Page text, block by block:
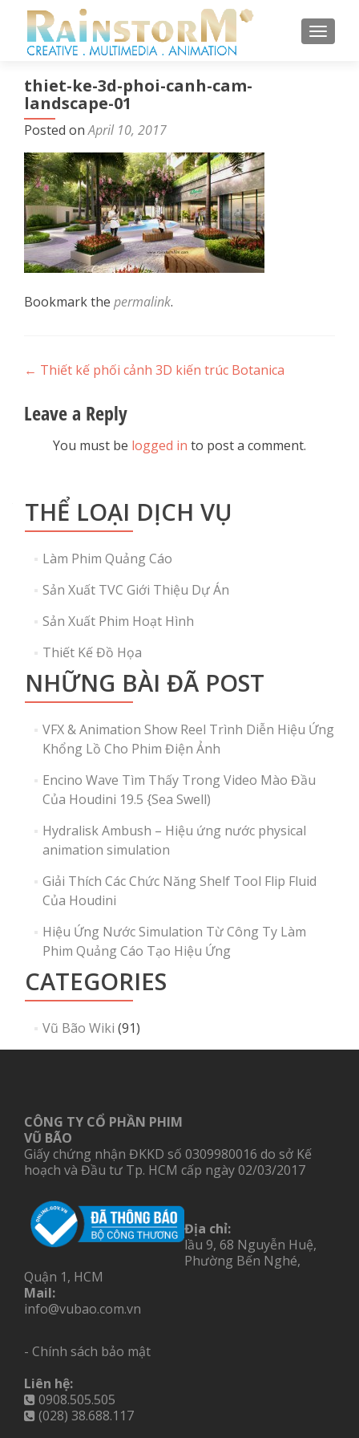
thiet-ke-3d-phoi-canh-cam-
landscape-01
Posted onApril 10, 2017
Bookmark the permalink.
Post
navigation
← Thiết kế phối cảnh 3D kiến trúc Botanica
Leave a Reply
You must be logged in to post a comment.
THỂ LOẠI DỊCH VỤ
Làm Phim Quảng Cáo
Sản Xuất TVC Giới Thiệu Dự Án
Sản Xuất Phim Hoạt Hình
Thiết Kế Đồ Họa
NHỮNG BÀI ĐÃ POST
VFX & Animation Show Reel Trình Diễn Hiệu Ứng
Khổng Lồ Cho Phim Điện Ảnh
Encino Wave Tìm Thấy Trong Video Mào Đầu
Của Houdini 19.5 {Sea Swell)
Hydralisk Ambush – Hiệu ứng nước physical
animation simulation
Giải Thích Các Chức Năng Shelf Tool Flip Fluid
Của Houdini
Hiệu Ứng Nước Simulation Từ Công Ty Làm
Phim Quảng Cáo Tạo Hiệu Ứng
CATEGORIES
Vũ Bão Wiki (91)
CÔNG TY CỔ PHẦN PHIM
VŨ BÃO
Giấy chứng nhận ĐKKD số 0309980016 do sở Kế
hoạch và Đầu tư Tp. HCM cấp ngày 02/03/2017
Địa chỉ:
lầu 9, 68 Nguyễn Huệ,
Phường Bến Nghé,
Quận 1, HCM
Mail:
info@vubao.com.vn
- Chính sách bảo mật
Liên hệ:
0908.505.505
(028) 38.688.117